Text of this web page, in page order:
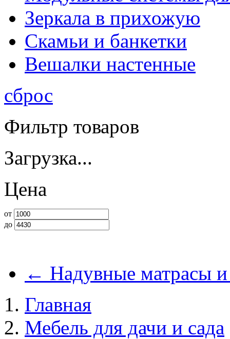
Зеркала в прихожую
Скамьи и банкетки
Вешалки настенные
сброс
Фильтр товаров
Загрузка...
Цена
от
до
← Надувные матрасы и
Главная
Мебель для дачи и сада